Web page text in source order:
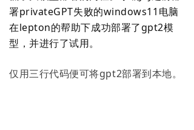
署privateGPT失败的windows11电脑
在lepton的帮助下成功部署了gpt2模
型，并进行了试用。
仅用三行代码便可将gpt2部署到本地。